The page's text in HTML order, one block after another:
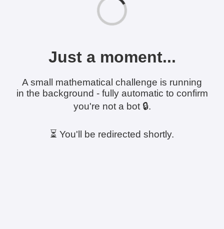
Just a moment...
A small mathematical challenge is running
in the background - fully automatic to confirm
you're not a bot 🔒.
⏳ You'll be redirected shortly.